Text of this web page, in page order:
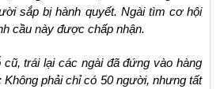
sắp bị hành quyết. Ngài tìm cơ hội
cầu này được chấp nhận.
trái lại các ngài đã đứng vào hàng
phải chỉ có 50 người, nhưng tất